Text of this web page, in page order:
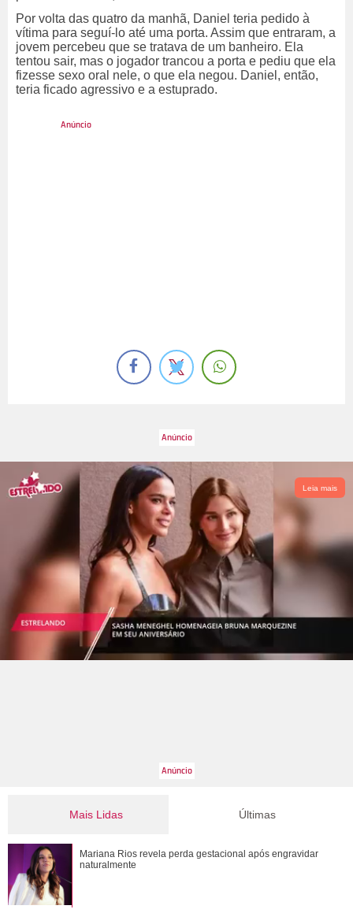
Por volta das quatro da manhã, Daniel teria pedido à
vítima para seguí-lo até uma porta. Assim que entraram, a
jovem percebeu que se tratava de um banheiro. Ela
tentou sair, mas o jogador trancou a porta e pediu que ela
fizesse sexo oral nele, o que ela negou. Daniel, então,
teria ficado agressivo e a estuprado.
Leia mais
Mais Lidas
Ele cresceu! Veja evolução de Marcelo Sangalo, filho de
Ivete Sangalo e Daniel Cady
Últimas
Mariana Rios revela perda gestacional após engravidar
naturalmente